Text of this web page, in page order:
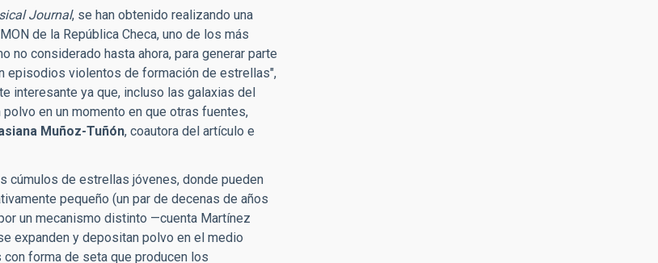
Journal, se han obtenido realizando una
de la República Checa, uno de los más
considerado hasta ahora, para generar parte
episodios violentos de formación de estrellas",
interesante ya que, incluso las galaxias del
en un momento en que otras fuentes,
Muñoz-Tuñón, coautora del artículo e
cúmulos de estrellas jóvenes, donde pueden
pequeño (un par de decenas de años
un mecanismo distinto —cuenta Martínez
expanden y depositan polvo en el medio
forma de seta que producen los